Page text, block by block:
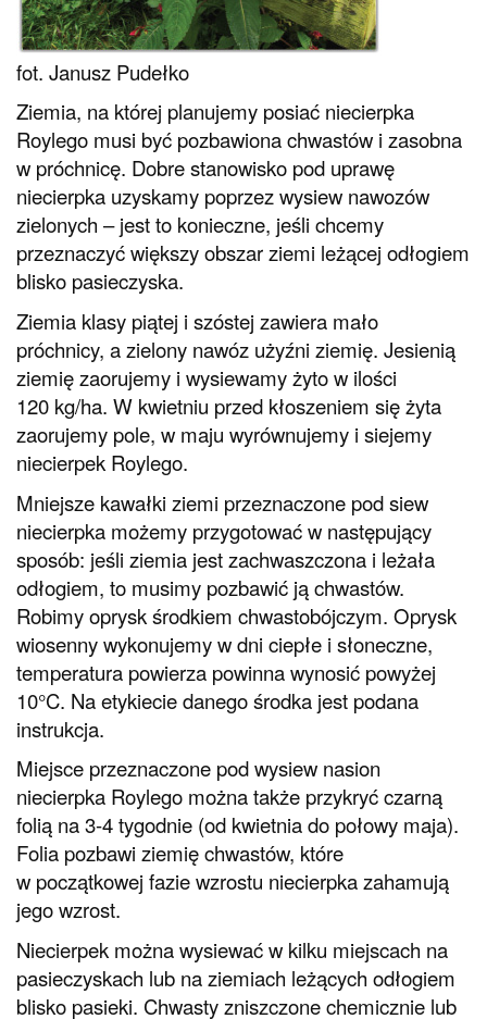
fot. Janusz Pudełko
Ziemia, na której planujemy posiać niecierpka
Roylego musi być pozbawiona chwastów i zasobna
w próchnicę. Dobre stanowisko pod uprawę
niecierpka uzyskamy poprzez wysiew nawozów
zielonych – jest to konieczne, jeśli chcemy
przeznaczyć większy obszar ziemi leżącej odłogiem
blisko pasieczyska.
Ziemia klasy piątej i szóstej zawiera mało
próchnicy, a zielony nawóz użyźni ziemię. Jesienią
ziemię zaorujemy i wysiewamy żyto w ilości
120 kg/ha. W kwietniu przed kłoszeniem się żyta
zaorujemy pole, w maju wyrównujemy i siejemy
niecierpek Roylego.
Mniejsze kawałki ziemi przeznaczone pod siew
niecierpka możemy przygotować w następujący
sposób: jeśli ziemia jest zachwaszczona i leżała
odłogiem, to musimy pozbawić ją chwastów.
Robimy oprysk środkiem chwastobójczym. Oprysk
wiosenny wykonujemy w dni ciepłe i słoneczne,
temperatura powierza powinna wynosić powyżej
10°C. Na etykiecie danego środka jest podana
instrukcja.
Miejsce przeznaczone pod wysiew nasion
niecierpka Roylego można także przykryć czarną
folią na 3-4 tygodnie (od kwietnia do połowy maja).
Folia pozbawi ziemię chwastów, które
w początkowej fazie wzrostu niecierpka zahamują
jego wzrost.
Niecierpek można wysiewać w kilku miejscach na
pasieczyskach lub na ziemiach leżących odłogiem
blisko pasieki. Chwasty zniszczone chemicznie lub